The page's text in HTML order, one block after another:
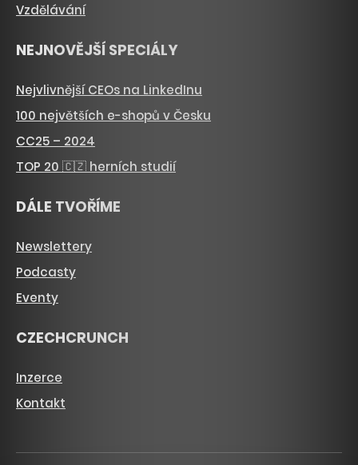
Vzdělávání
NEJNOVĚJŠÍ SPECIÁLY
Nejvlivnější CEOs na LinkedInu
100 největších e-shopů v Česku
CC25 – 2024
TOP 20 🇨🇿 herních studií
DÁLE TVOŘÍME
Newslettery
Podcasty
Eventy
CZECHCRUNCH
Inzerce
Kontakt